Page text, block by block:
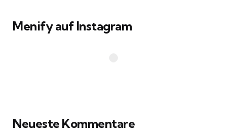
Menify auf Instagram
Neueste Kommentare